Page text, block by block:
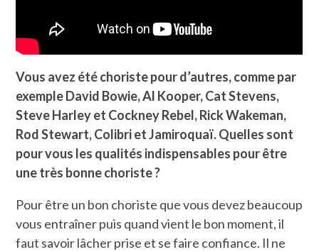
Vous avez été choriste pour d’autres, comme par
exemple David Bowie, Al Kooper, Cat Stevens,
Steve Harley et Cockney Rebel, Rick Wakeman,
Rod Stewart, Colibri et Jamiroquaï. Quelles sont
pour vous les qualités indispensables pour être
une très bonne choriste ?
Pour être un bon choriste que vous devez beaucoup
vous entraîner puis quand vient le bon moment, il
faut savoir lâcher prise et se faire confiance. Il ne